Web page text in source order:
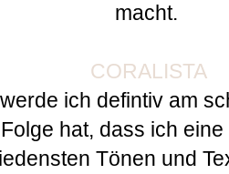
macht.
CORALISTA
ich defintiv am
hat, dass ich
Tönen und